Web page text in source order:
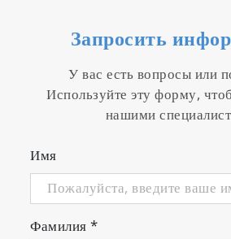
Запросить
У вас есть вопросы или
Используйте эту форму,
нашими
Имя
Фамилия*